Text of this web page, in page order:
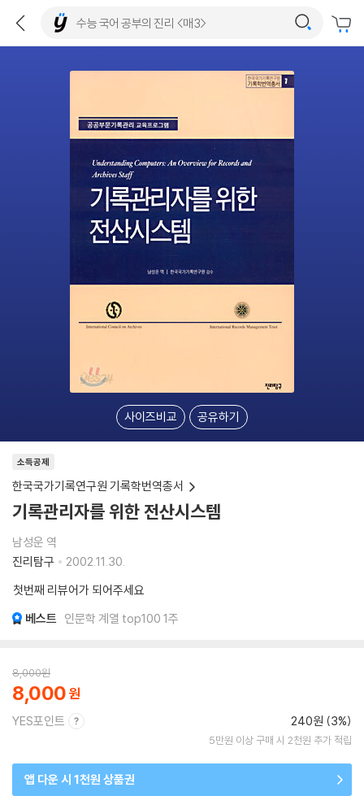
사이즈비교 공유하기
소득공제
한국국가기록연구원 기록학번역총서
기록관리자를 위한 전산시스템
남성운 역
진리탐구
2002.11.30.
첫번째 리뷰어가 되어주세요
베스트 인문학 계열 top100 1주
8,000원
8,000
YES포인트 240원 (3%)
5만원 이상 구매 시 2천원 추가 적립
앱 다운 시 1천원 상품권